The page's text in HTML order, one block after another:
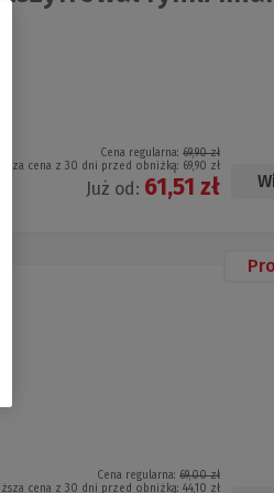
Cena regularna: 69,90 zł
cena z 30 dni przed obniżką: 69,90 zł
Już od: 61,51 zł
Cena regularna: 69,00 zł
cena z 30 dni przed obniżką: 44,10 zł